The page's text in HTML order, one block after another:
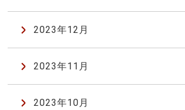
2023年12月
2023年11月
2023年10月